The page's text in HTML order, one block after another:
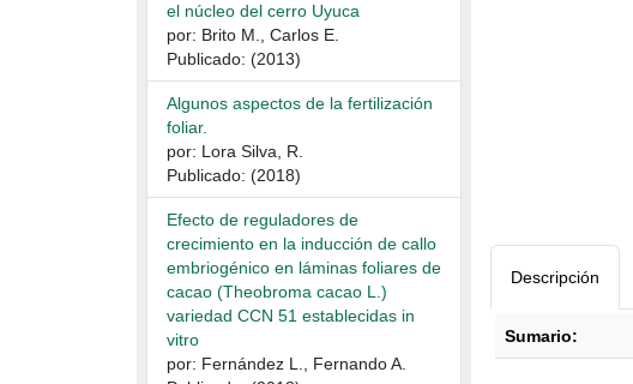
Descripción
Sumario:
el núcleo del cerro Uyuca
por: Brito M., Carlos E.
Publicado: (2013)
Algunos aspectos de la fertilización
foliar.
por: Lora Silva, R.
Publicado: (2018)
Efecto de reguladores de
crecimiento en la inducción de callo
embriogénico en láminas foliares de
cacao (Theobroma cacao L.)
variedad CCN 51 establecidas in
vitro
por: Fernández L., Fernando A.